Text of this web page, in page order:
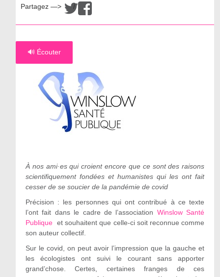
Partagez —> /
🔊 Écouter
À nos ami·es qui croient encore que ce sont des raisons
scientifiquement fondées et humanistes qui les ont fait
cesser de se soucier de la pandémie de covid
Précision : les personnes qui ont contribué à ce texte
l’ont fait dans le cadre de l’association Winslow Santé
Publique et souhaitent que celle-ci soit reconnue comme
son auteur collectif.
Sur le covid, on peut avoir l’impression que la gauche et
les écologistes ont suivi le courant sans apporter
grand’chose. Certes, certaines franges de ces